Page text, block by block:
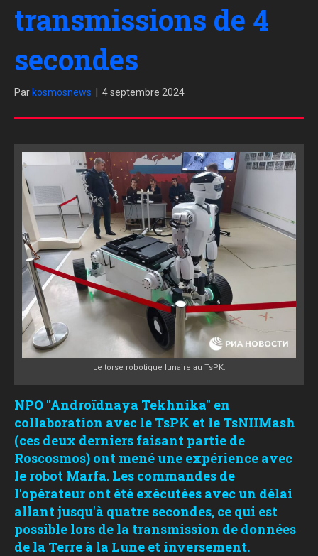
transmissions de 4
secondes
Par kosmosnews 4 septembre 2024
Le torse robotique lunaire au TsPK.
NPO "Androïdnaya Tekhnika" en
collaboration avec le TsPK et le TsNIIMash
(ces deux derniers faisant partie de
Roscosmos) ont mené une expérience avec
le robot Marfa. Les commandes de
l'opérateur ont été exécutées avec un délai
allant jusqu'à quatre secondes, ce qui est
possible lors de la transmission de données
de la Terre à la Lune et inversement.